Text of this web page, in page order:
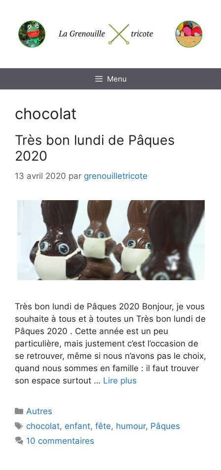
contenu
Menu
chocolat
Très bon lundi de Pâques
2020
13 avril 2020 par grenouilletricote
Très bon lundi de Pâques 2020 Bonjour, je vous
souhaite à tous et à toutes un Très bon lundi de
Pâques 2020 . Cette année est un peu
particulière, mais justement c’est l’occasion de
se retrouver, même si nous n’avons pas le choix,
quand nous sommes en famille : il faut trouver
son espace surtout … Lire plus
Catégories
Autres
Étiquettes
chocolat, enfant,fête, humour, Pâques
10 commentaires